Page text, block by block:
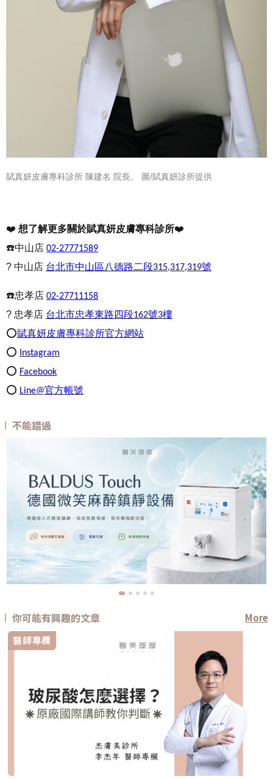
賦真妍皮膚專科診所 陳建名 院長。 圖/賦真妍診所提供
❤️ 想了解更多關於賦真妍皮膚專科診所❤️
☎️中山店 02-27771589
? 中山店 台北市中山區八德路二段315,317,319號
☎️忠孝店 02-27711158
? 忠孝店 台北市忠孝東路四段162號3樓
⭕️賦真妍皮膚專科診所官方網站
⭕️
Instagram
⭕️ Facebook
⭕️ Line@官方帳號
不能錯過
你可能有興趣的文章
More
醫師專欄